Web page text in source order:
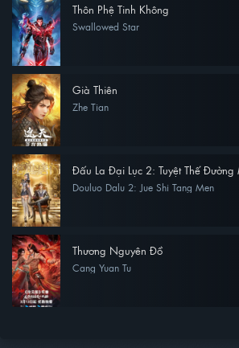
Thôn Phệ Tinh Không
Swallowed Star
Già Thiên
Zhe Tian
Đấu La Đại Lục 2: Tuyệt Thế Đường
Douluo Dalu 2: Jue Shi Tang Men
Thương Nguyên Đồ
Cang Yuan Tu